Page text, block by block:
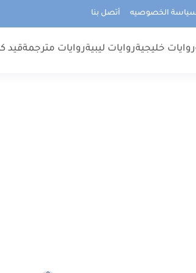
الخصوصيه أتصل بنا
روايات خليجيةروايات ليبيةروايات مترجمةقيد